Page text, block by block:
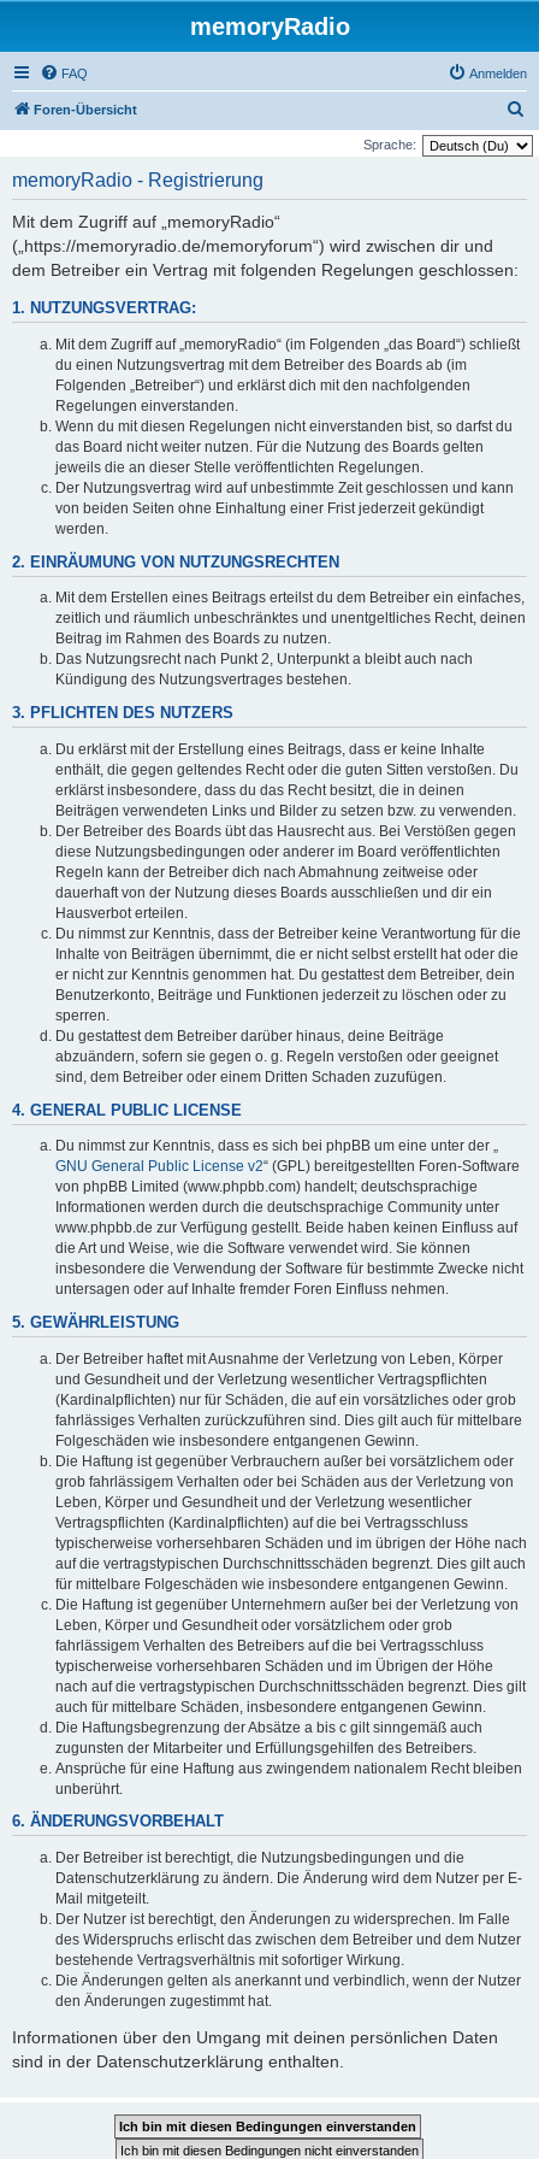
memoryRadio
FAQ Anmelden
Foren-Übersicht
u
Sprache:
memoryRadio - Registrierung
Mit dem Zugriff auf „memoryRadio“
(„https://memoryradio.de/memoryforum“) wird zwischen dir und
dem Betreiber ein Vertrag mit folgenden Regelungen geschlossen:
1. NUTZUNGSVERTRAG:
Mit dem Zugriff auf „memoryRadio“ (im Folgenden „das Board“) schließt
du einen Nutzungsvertrag mit dem Betreiber des Boards ab (im
Folgenden „Betreiber“) und erklärst dich mit den nachfolgenden
Regelungen einverstanden.
Wenn du mit diesen Regelungen nicht einverstanden bist, so darfst du
das Board nicht weiter nutzen. Für die Nutzung des Boards gelten
jeweils die an dieser Stelle veröffentlichten Regelungen.
Der Nutzungsvertrag wird auf unbestimmte Zeit geschlossen und kann
von beiden Seiten ohne Einhaltung einer Frist jederzeit gekündigt
werden.
2. EINRÄUMUNG VON NUTZUNGSRECHTEN
Mit dem Erstellen eines Beitrags erteilst du dem Betreiber ein einfaches,
zeitlich und räumlich unbeschränktes und unentgeltliches Recht, deinen
Beitrag im Rahmen des Boards zu nutzen.
Das Nutzungsrecht nach Punkt 2, Unterpunkt a bleibt auch nach
Kündigung des Nutzungsvertrages bestehen.
3. PFLICHTEN DES NUTZERS
Du erklärst mit der Erstellung eines Beitrags, dass er keine Inhalte
enthält, die gegen geltendes Recht oder die guten Sitten verstoßen. Du
erklärst insbesondere, dass du das Recht besitzt, die in deinen
Beiträgen verwendeten Links und Bilder zu setzen bzw. zu verwenden.
Der Betreiber des Boards übt das Hausrecht aus. Bei Verstößen gegen
diese Nutzungsbedingungen oder anderer im Board veröffentlichten
Regeln kann der Betreiber dich nach Abmahnung zeitweise oder
dauerhaft von der Nutzung dieses Boards ausschließen und dir ein
Hausverbot erteilen.
Du nimmst zur Kenntnis, dass der Betreiber keine Verantwortung für die
Inhalte von Beiträgen übernimmt, die er nicht selbst erstellt hat oder die
er nicht zur Kenntnis genommen hat. Du gestattest dem Betreiber, dein
Benutzerkonto, Beiträge und Funktionen jederzeit zu löschen oder zu
sperren.
Du gestattest dem Betreiber darüber hinaus, deine Beiträge
abzuändern, sofern sie gegen o. g. Regeln verstoßen oder geeignet
sind, dem Betreiber oder einem Dritten Schaden zuzufügen.
4. GENERAL PUBLIC LICENSE
Du nimmst zur Kenntnis, dass es sich bei phpBB um eine unter der „
GNU General Public License v2“ (GPL) bereitgestellten Foren-Software
von phpBB Limited (www.phpbb.com) handelt; deutschsprachige
Informationen werden durch die deutschsprachige Community unter
www.phpbb.de zur Verfügung gestellt. Beide haben keinen Einfluss auf
die Art und Weise, wie die Software verwendet wird. Sie können
insbesondere die Verwendung der Software für bestimmte Zwecke nicht
untersagen oder auf Inhalte fremder Foren Einfluss nehmen.
5. GEWÄHRLEISTUNG
Der Betreiber haftet mit Ausnahme der Verletzung von Leben, Körper
und Gesundheit und der Verletzung wesentlicher Vertragspflichten
(Kardinalpflichten) nur für Schäden, die auf ein vorsätzliches oder grob
fahrlässiges Verhalten zurückzuführen sind. Dies gilt auch für mittelbare
Folgeschäden wie insbesondere entgangenen Gewinn.
Die Haftung ist gegenüber Verbrauchern außer bei vorsätzlichem oder
grob fahrlässigem Verhalten oder bei Schäden aus der Verletzung von
Leben, Körper und Gesundheit und der Verletzung wesentlicher
Vertragspflichten (Kardinalpflichten) auf die bei Vertragsschluss
typischerweise vorhersehbaren Schäden und im übrigen der Höhe nach
auf die vertragstypischen Durchschnittsschäden begrenzt. Dies gilt auch
für mittelbare Folgeschäden wie insbesondere entgangenen Gewinn.
Die Haftung ist gegenüber Unternehmern außer bei der Verletzung von
Leben, Körper und Gesundheit oder vorsätzlichem oder grob
fahrlässigem Verhalten des Betreibers auf die bei Vertragsschluss
typischerweise vorhersehbaren Schäden und im Übrigen der Höhe
nach auf die vertragstypischen Durchschnittsschäden begrenzt. Dies gilt
auch für mittelbare Schäden, insbesondere entgangenen Gewinn.
Die Haftungsbegrenzung der Absätze a bis c gilt sinngemäß auch
zugunsten der Mitarbeiter und Erfüllungsgehilfen des Betreibers.
Ansprüche für eine Haftung aus zwingendem nationalem Recht bleiben
unberührt.
6. ÄNDERUNGSVORBEHALT
Der Betreiber ist berechtigt, die Nutzungsbedingungen und die
Datenschutzerklärung zu ändern. Die Änderung wird dem Nutzer per E-
Mail mitgeteilt.
Der Nutzer ist berechtigt, den Änderungen zu widersprechen. Im Falle
des Widerspruchs erlischt das zwischen dem Betreiber und dem Nutzer
bestehende Vertragsverhältnis mit sofortiger Wirkung.
Die Änderungen gelten als anerkannt und verbindlich, wenn der Nutzer
den Änderungen zugestimmt hat.
Informationen über den Umgang mit deinen persönlichen Daten
sind in der Datenschutzerklärung enthalten.